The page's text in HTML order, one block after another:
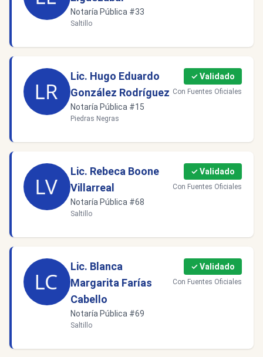
Notaría Pública #33
Saltillo
Lic. Hugo Eduardo
González Rodríguez
Notaría Pública #15
Piedras Negras
✓ Validado
Con Fuentes Oficiales
Lic. Rebeca Boone
Villarreal
Notaría Pública #68
Saltillo
✓ Validado
Con Fuentes Oficiales
Lic. Blanca
Margarita Farías
Cabello
Notaría Pública #69
Saltillo
✓ Validado
Con Fuentes Oficiales